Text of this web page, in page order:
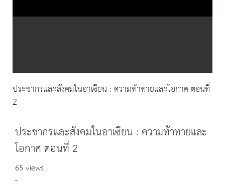
ประชากรและสังคมในอาเซียน : ความท้าทายและโอกาศ ตอนที่
2
ประชากรและสังคมในอาเซียน : ความท้าทายและ
โอกาศ ตอนที่ 2
65 views
-